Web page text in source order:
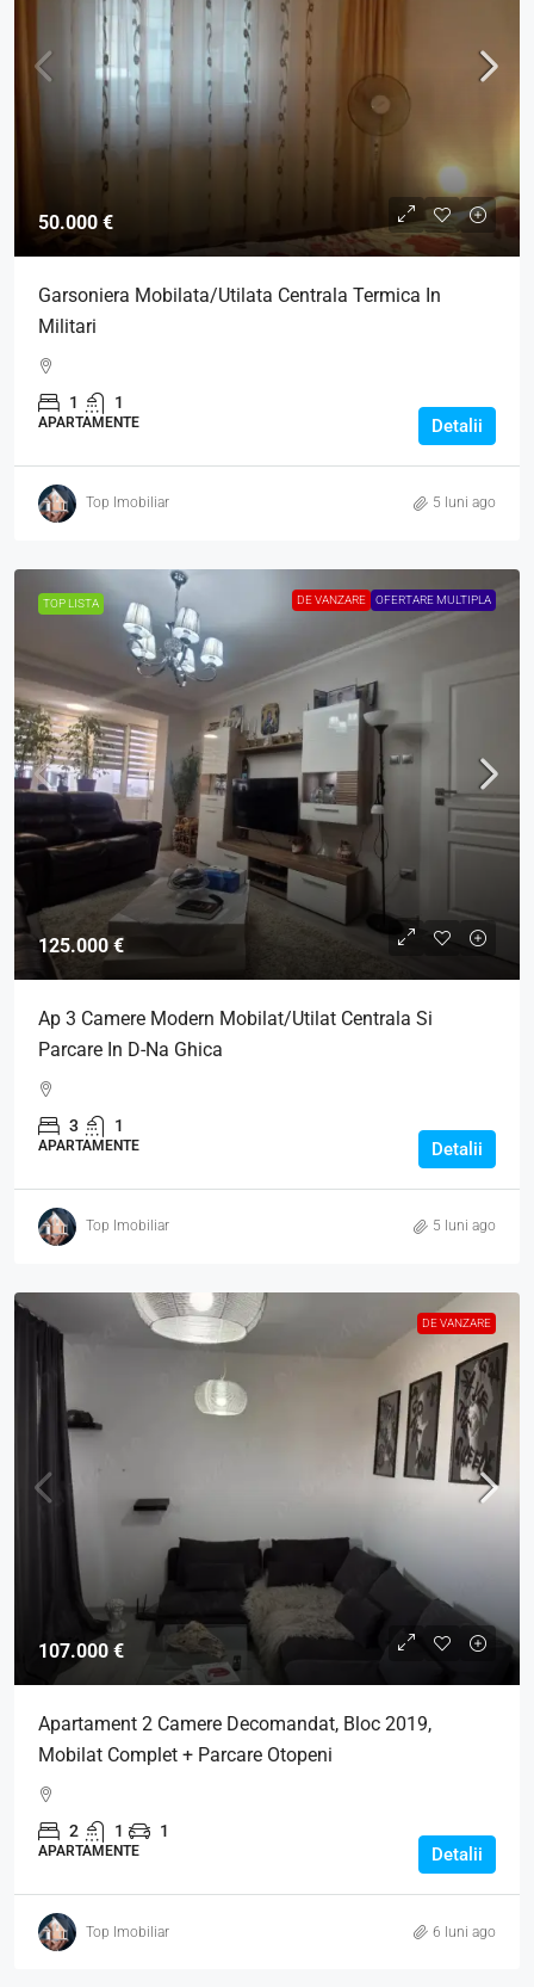
50.000 €
Garsoniera Mobilata/Utilata Centrala Termica In
Militari
1 1
APARTAMENTE Detalii
Top Imobiliar 5 luni ago
TOP LISTA DE VANZARE OFERTARE MULTIPLA
125.000 €
Ap 3 Camere Modern Mobilat/Utilat Centrala Si
Parcare In D-Na Ghica
3 1
APARTAMENTE Detalii
Top Imobiliar 5 luni ago
DE VANZARE
107.000 €
Apartament 2 Camere Decomandat, Bloc 2019,
Mobilat Complet + Parcare Otopeni
2 1 1
APARTAMENTE Detalii
Top Imobiliar 6 luni ago